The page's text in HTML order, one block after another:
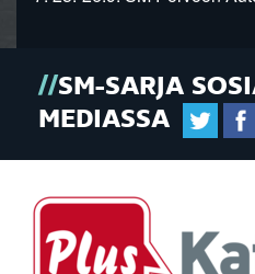
SM-SARJA
MEDIASSA